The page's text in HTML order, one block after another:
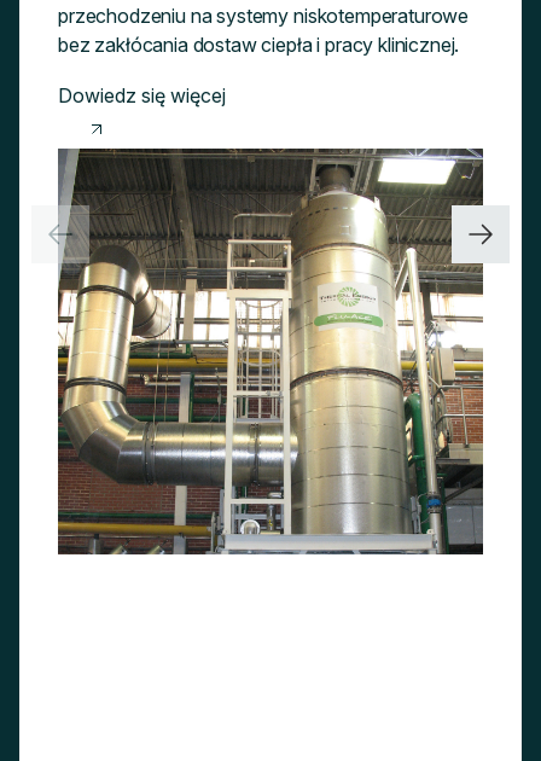
przechodzeniu na systemy niskotemperaturowe
bez zakłócania dostaw ciepła i pracy klinicznej.
Dowiedz się więcej